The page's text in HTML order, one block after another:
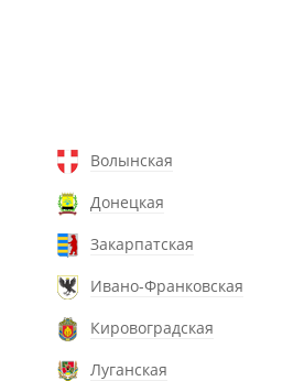
Волынская
Донецкая
Закарпатская
Ивано-Франковская
Кировоградская
Луганская